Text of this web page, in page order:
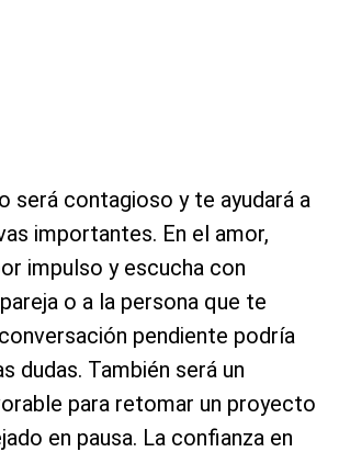
será contagioso y te ayudará a
importantes. En el amor,
impulso y escucha con
o a la persona que te
pendiente podría
dudas. También será un
para retomar un proyecto
en pausa. La confianza en